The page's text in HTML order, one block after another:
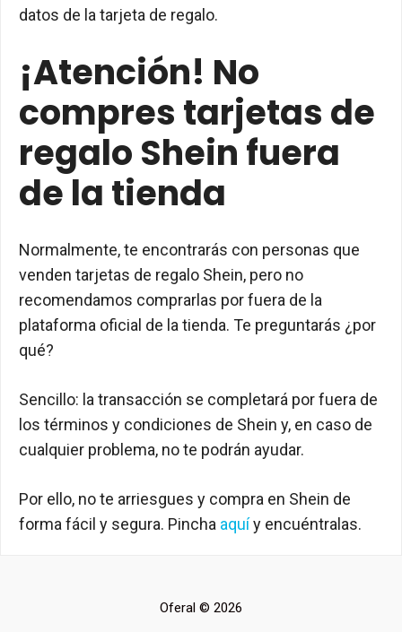
datos de la tarjeta de regalo.
¡Atención! No
compres tarjetas de
regalo Shein fuera
de la tienda
Normalmente, te encontrarás con personas que
venden tarjetas de regalo Shein, pero no
recomendamos comprarlas por fuera de la
plataforma oficial de la tienda. Te preguntarás ¿por
qué?
Sencillo: la transacción se completará por fuera de
los términos y condiciones de Shein y, en caso de
cualquier problema, no te podrán ayudar.
Por ello, no te arriesgues y compra en Shein de
forma fácil y segura. Pincha aquíy encuéntralas.
Oferal © 2026